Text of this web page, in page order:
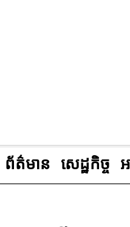
ព័ត៌មាន សេដ្ឋកិច្ច